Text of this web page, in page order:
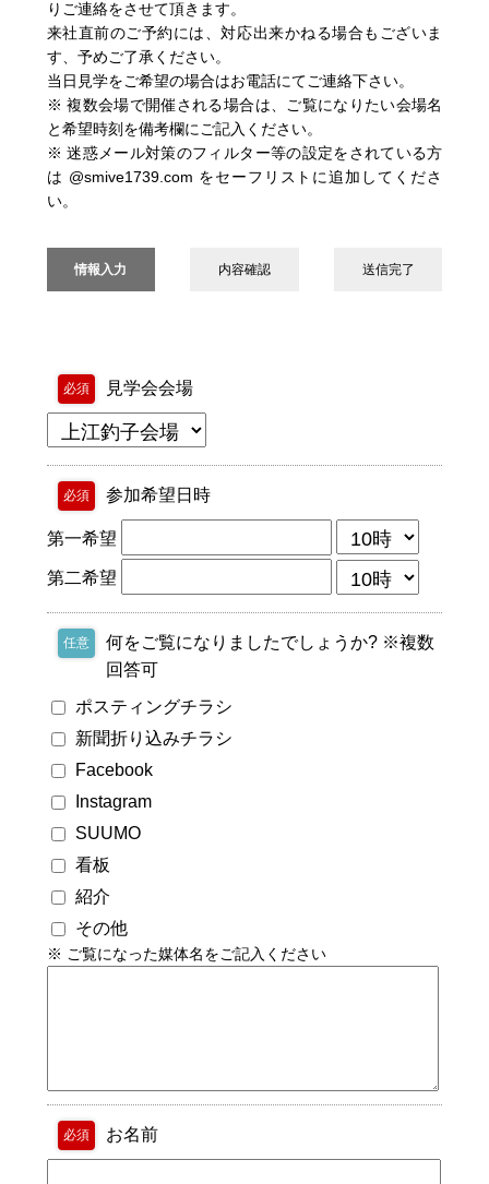
りご連絡をさせて頂きます。
来社直前のご予約には、対応出来かねる場合もございま
す、予めご了承ください。
当日見学をご希望の場合はお電話にてご連絡下さい。
※ 複数会場で開催される場合は、ご覧になりたい会場名
と希望時刻を備考欄にご記入ください。
※ 迷惑メール対策のフィルター等の設定をされている方
は @smive1739.com をセーフリストに追加してくださ
い。
情報入力 内容確認 送信完了
必須 見学会会場
必須 参加希望日時
第一希望
第二希望
任意
何をご覧になりましたでしょうか? ※複数
回答可
ポスティングチラシ
新聞折り込みチラシ
Facebook
Instagram
SUUMO
看板
紹介
その他
※ ご覧になった媒体名をご記入ください
必須 お名前